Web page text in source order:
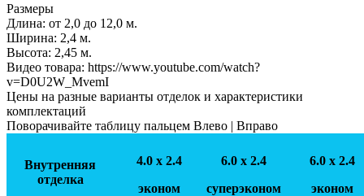
Размеры
Длина: от 2,0 до 12,0 м.
Ширинa: 2,4 м.
Высота: 2,45 м.
Видео товара: https://www.youtube.com/watch?
v=D0U2W_MvemI
Цены на разные варианты отделок и характеристики
комплектаций
Поворачивайте таблицу пальцем Влево | Вправо
Внутренняя
отделка
4.0 х 2.4
эконом
6.0 х 2.4
суперэконом
6.0 х 2.4
эконом